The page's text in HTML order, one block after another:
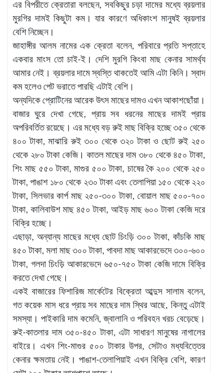
এর বিপরীতে ক্রেতারা বলছেন, সবকিছুর চড়া দামের মধ্যে ব্রয়লার
মুরগির দামই কিছুটা কম। যার কারণে অধিকাংশ মানুষই ব্রয়লার
বেশি নিচ্ছেন।
জাহাঙ্গীর আলম নামের এক ক্রেতা বলেন, পরিবারে প্রতি সপ্তাহে
একবার মাংস তো চাই-ই। দেশি মুরগি কিংবা মাছ কেনার সামর্থ্য
আমার নেই। ব্রয়লার দামে স্বস্তি থাকতেই আমি এটা কিনি। স্বাদ
কম হলেও পেট ভরাতে পারছি এটাই বেশি।
অন্যদিকে প্রোটিনের আরেক উৎস মাছের দামও এখন আকাশছোঁয়া।
বাজার ঘুরে দেখা গেছে, প্রায় সব ধরনের মাছের দামই প্রায়
অপরিবর্তিত রয়েছে। এর মধ্যে বড় রুই মাছ বিক্রি হচ্ছে ৩৫০ থেকে
৪০০ টাকা, মাঝারি রুই ৩০০ থেকে ৩২০ টাকা ও ছোট রুই ২৫০
থেকে ২৮০ টাকা কেজি। কাতল মাছের দাম ৩৮০ থেকে ৪৫০ টাকা,
শিং মাছ ৫৫০ টাকা, মাগুর ৫০০ টাকা, চাষের কৈ ২০০ থেকে ২৫০
টাকা, পাঙাশ ১৮০ থেকে ২৩০ টাকা এবং তেলাপিয়া ১৫০ থেকে ২২০
টাকা, সিলভার কার্প মাছ ২৫০-৩০০ টাকা, বোয়াল মাছ ৫০০-৭০০
টাকা, কালিবাউশ মাছ ৪৫০ টাকা, আইড় মাছ ৬০০ টাকা কেজি দরে
বিক্রি হচ্ছে।
এছাড়া, অন্যান্য মাছের মধ্যে ছোট চিংড়ি ৩০০ টাকা, কাঁচকি মাছ
৪৫০ টাকা, মলা মাছ ৩০০ টাকা, পাবদা মাছ আকারভেদে ৩০০-৬০০
টাকা, গলদা চিংড়ি আকারভেদে ৬৫০-৭৫০ টাকা কেজি দামে বিক্রি
করতে দেখা গেছে।
একই বাজারের ফিশারিজ মার্কেটের বিক্রেতা আব্দুস সালাম বলেন,
গত কয়েক মাস ধরে প্রায় সব মাছের দাম স্থির আছে, কিন্তু এটাই
সমস্যা। পাইকারি দাম কমেনি, জ্বালানি ও পরিবহন খরচ বেড়েছে।
রুই-কাতলার দাম ৩৫০-৪৫০ টাকা, এটা সাধারণ মানুষের নাগালের
বাইরে। এখন শিং-মাগুর ৫০০ টাকার উপর, সেটাও মধ্যবিত্তের
কেনার ক্ষমতায় নেই। পাঙাশ-তেলাপিয়াই এখন বিক্রি বেশি, কারণ